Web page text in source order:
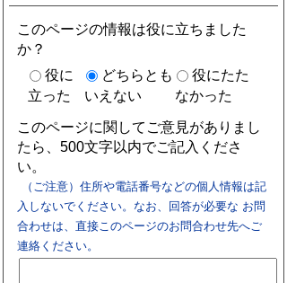
このページの情報は役に立ちました
か？
役に
立った
どちらとも
いえない
役にたた
なかった
このページに関してご意見がありまし
たら、500文字以内でご記入くださ
い。
（ご注意）住所や電話番号などの個人情報は記
入しないでください。なお、回答が必要な お問
合わせは、直接このページのお問合わせ先へご
連絡ください。